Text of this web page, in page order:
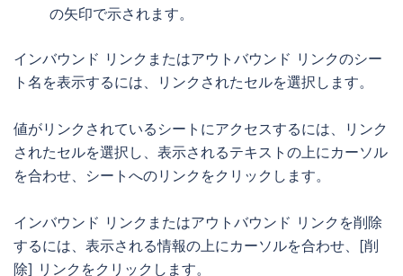
の矢印で示されます。
インバウンド リンクまたはアウトバウンド リンクのシー
ト名を表示するには、リンクされたセルを選択します。
値がリンクされているシートにアクセスするには、リンク
されたセルを選択し、表示されるテキストの上にカーソル
を合わせ、シートへのリンクをクリックします。
インバウンド リンクまたはアウトバウンド リンクを削除
するには、表示される情報の上にカーソルを合わせ、[削
除] リンクをクリックします。